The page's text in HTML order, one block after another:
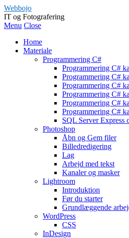
Webbojo
IT og Fotografering
Menu Close
Home
Materiale
Programmering C#
Programmering C#
Programmering C#
Programmering C#
Programmering C#
Programmering C#
Programmering C#
SQL Server Express
Photoshop
Åbn og Gem filer
Billedredigering
Lag
Arbejd med tekst
Kanaler og masker
Lightroom
Introduktion
Før du starter
Grundlæggende
WordPress
CSS
InDesign